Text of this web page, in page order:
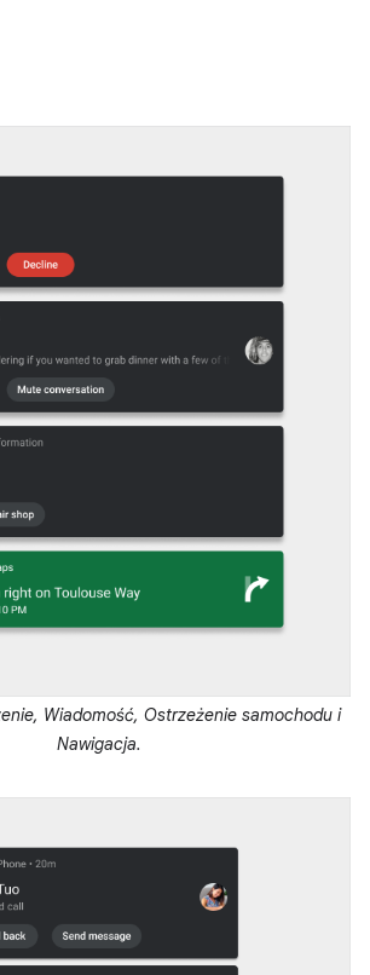
Wiadomość, Ostrzeżenie samochodu i
Nawigacja.